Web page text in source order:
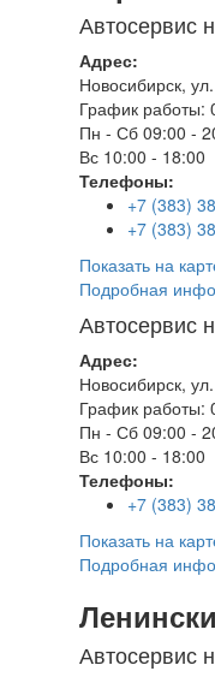
Автосервис
Адрес:
Новосибирск,
График работы:
Пн - Сб 09:00 -
Вс 10:00 - 18:00
Телефоны:
+7 (383)
+7 (383)
Показать на
Подробная
Автосервис
Адрес:
Новосибирск,
График работы:
Пн - Сб 09:00 -
Вс 10:00 - 18:00
Телефоны:
+7 (383)
Показать на
Подробная
Автосервис